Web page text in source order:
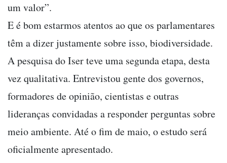
um valor”.
E é bom estarmos atentos ao que os parlamentares
têm a dizer justamente sobre isso, biodiversidade.
A pesquisa do Iser teve uma segunda etapa, desta
vez qualitativa. Entrevistou gente dos governos,
formadores de opinião, cientistas e outras
lideranças convidadas a responder perguntas sobre
meio ambiente. Até o fim de maio, o estudo será
oficialmente apresentado.